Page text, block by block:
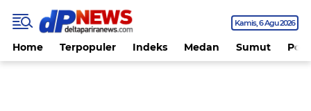
Kamis 6 Agu 2026
Home Terpopuler Indeks Medan Sumut